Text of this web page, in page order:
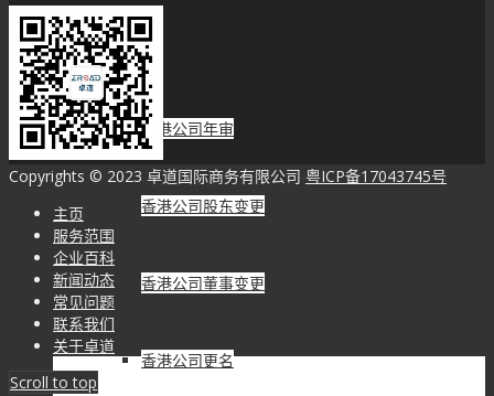
秘书服务
香港公司年审
香港公司股东变更
香港公司董事变更
香港公司更名
Copyrights © 2023 卓道国际商务有限公司 粤ICP备17043745号
主页
服务范围
企业百科
新闻动态
常见问题
联系我们
关于卓道
Scroll to top